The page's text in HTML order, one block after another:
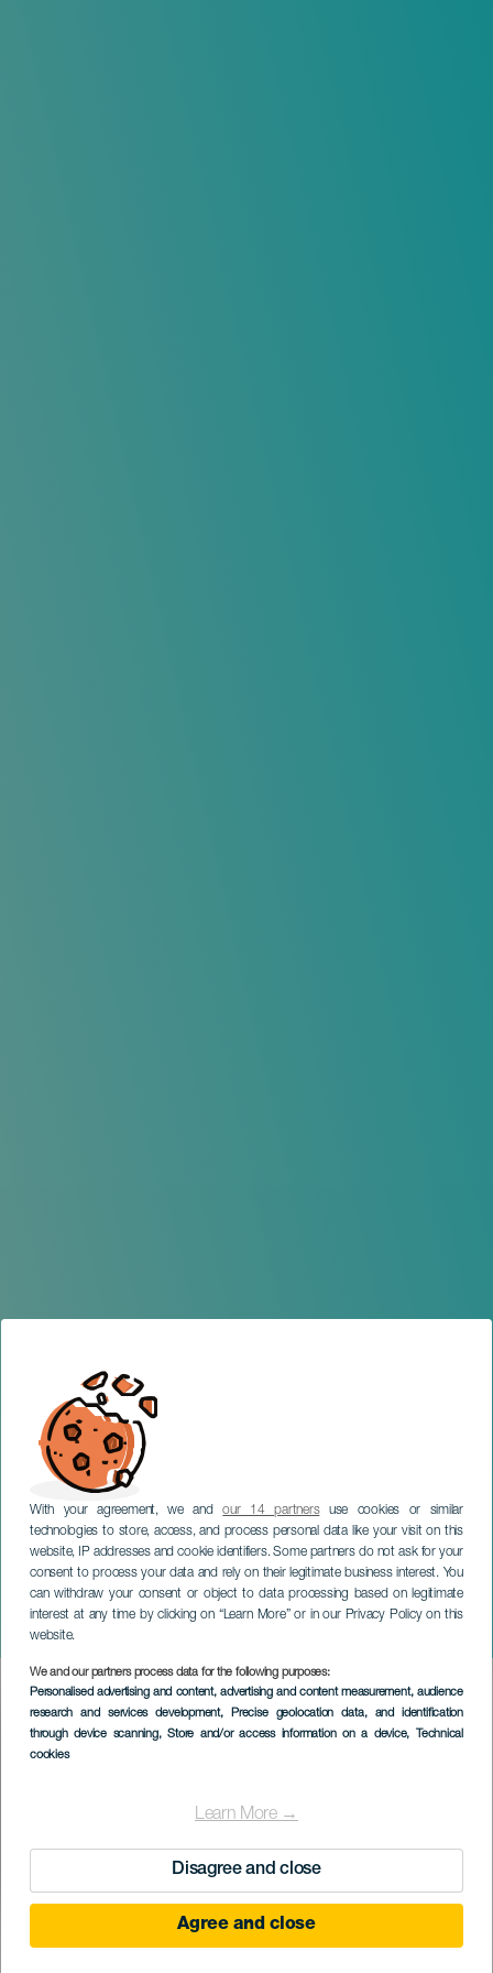
With your agreement, we andour 14 partnersuse cookies or similar
technologies to store, access, and process personal data like your visit on this
website, IP addresses and cookie identifiers. Some partners do not ask for your
consent to process your data and rely on their legitimate business interest. You
can withdraw your consent or object to data processing based on legitimate
interest at any time by clicking on “Learn More” or in our Privacy Policy on this
website.
We and our partners process data for the following purposes:
Personalised advertising and content, advertising and content measurement, audience
research and services development, Precise geolocation data, and identification
through device scanning, Store and/or access information on a device, Technical
cookies
Learn More →
Disagree and close
Agree and close
Szamár
GRAN CANARIA
Imagen
Listado